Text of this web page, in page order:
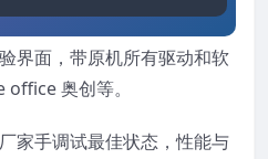
界面，带原机所有驱动和软
奥创等。
家手调试最佳状态，性能与